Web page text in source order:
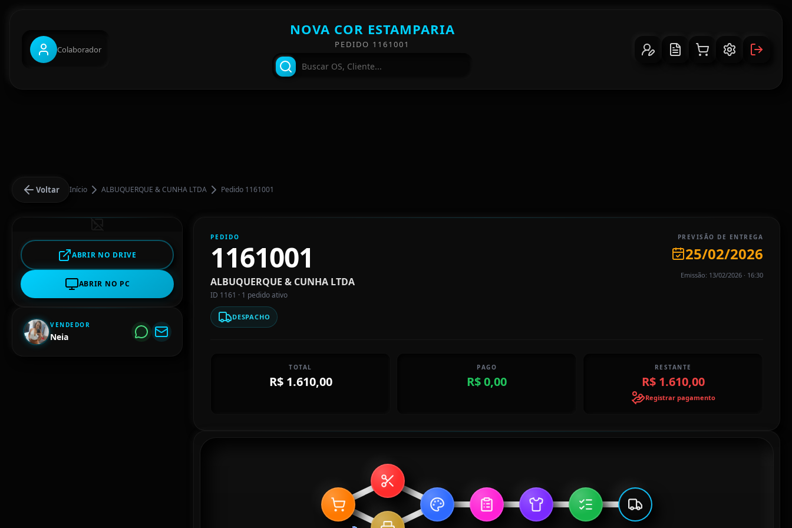
Colaborador
NOVA COR ESTAMPARIA
PEDIDO 1161001
Voltar Início ALBUQUERQUE & CUNHA LTDA Pedido 1161001
ABRIR NO DRIVE
ABRIR NO PC
VENDEDOR
Neia
PEDIDO
1161001
ALBUQUERQUE & CUNHA LTDA
ID 1161 · 1 pedido ativo
DESPACHO
PREVISÃO DE ENTREGA
25/02/2026
Emissão: 13/02/2026 · 16:30
TOTAL
R$ 1.610,00
PAGO
R$ 0,00
RESTANTE
R$ 1.610,00
Registrar pagamento